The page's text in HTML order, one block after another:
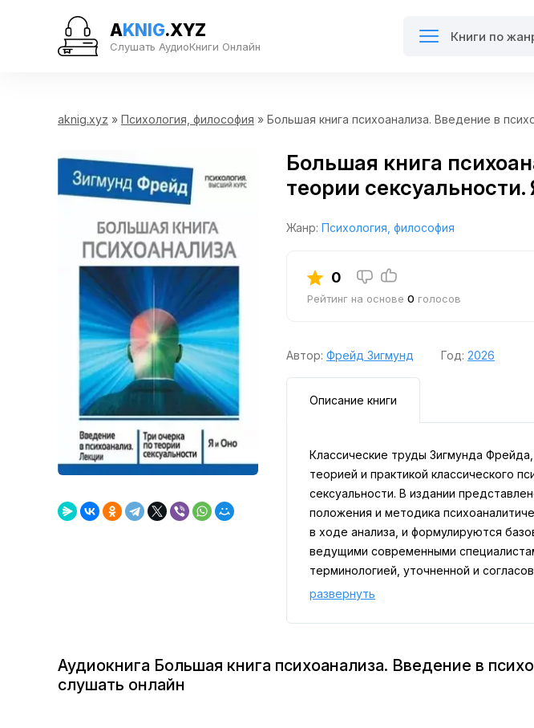
AKNIG.XYZ
Слушать АудиоКниги Онлайн
Книги по
aknig.xyz » Психология, философия » Большая книга психоанализа. Введение в
Большая книга
теории
Жанр: Психология, философия
0
Рейтинг на основе 0 голосов
Автор: Фрейд Зигмунд Год: 2026
Описание книги
Классические труды Зигмунда
теорией и практикой классического
сексуальности. В издании
положения и методика
в ходе анализа, и формулируются
ведущими современными
терминологией, уточненной и
развернуть
Аудиокнига Большая книга психоанализа. Введение в
слушать онлайн